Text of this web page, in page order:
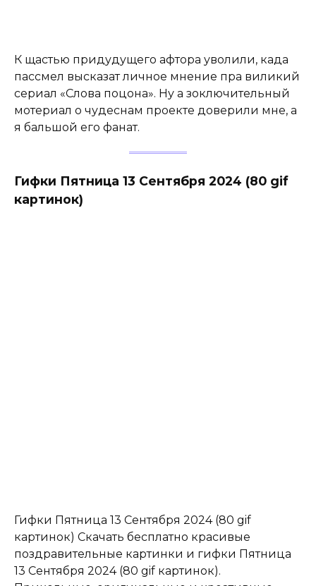
К щастью придудущего афтора уволили, када
пассмел высказат личное мнение пра виликий
сериал «Слова поцона». Ну а зоключительный
мотериал о чудеснам проекте доверили мне, а
я бальшой его фанат.
Гифки Пятница 13 Сентября 2024 (80 gif
картинок)
Гифки Пятница 13 Сентября 2024 (80 gif
картинок) Скачать бесплатно красивые
поздравительные картинки и гифки Пятница
13 Сентября 2024 (80 gif картинок).